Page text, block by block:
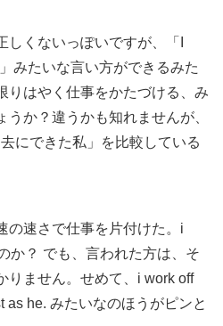
くないっぽいですが、「I
みたいな言い方ができるみた
りはやく仕事をかたづける、み
か？違うかも知れませんが、
にできた私」を比較している
の速さで仕事を片付けた。i
か？ でも、言われた方は、そ
りません。せめて、i work off
as he. みたいなのほうがピンと